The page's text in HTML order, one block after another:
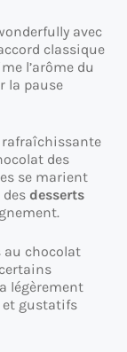
avec
classique
l’arôme du
la pause
des
se marient
desserts
au chocolat
légèrement
et gustatifs